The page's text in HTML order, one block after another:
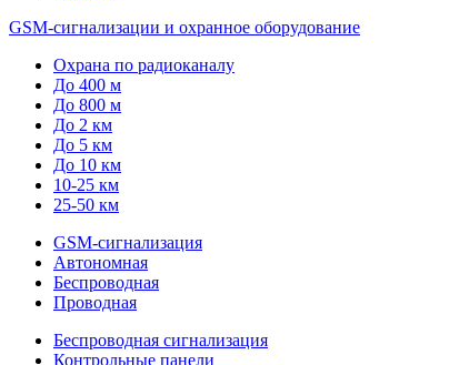
GSM-сигнализации и охранное оборудование
Охрана по радиоканалу
До 400 м
До 800 м
До 2 км
До 5 км
До 10 км
10-25 км
25-50 км
GSM-сигнализация
Автономная
Беспроводная
Проводная
Беспроводная сигнализация
Контрольные панели